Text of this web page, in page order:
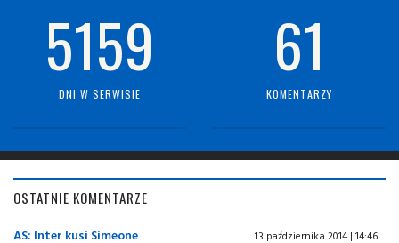
5159
DNI W SERWISIE
61
KOMENTARZY
OSTATNIE KOMENTARZE
AS: Inter kusi Simeone 13 października 2014 | 14:46